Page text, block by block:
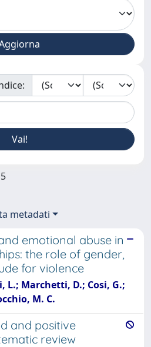
metadati
emotional abuse in
the role of gender,
for violence
L.; Marchetti, D.; Cosi, G.;
M. C.
and positive
review